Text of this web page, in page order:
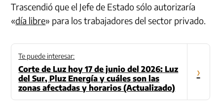
Trascendió que el Jefe de Estado sólo autorizaría
«día libre» para los trabajadores del sector privado.
Te puede interesar:
Corte de Luz hoy 17 de junio del 2026: Luz
del Sur, Pluz Energía y cuáles son las
zonas afectadas y horarios (Actualizado)
›